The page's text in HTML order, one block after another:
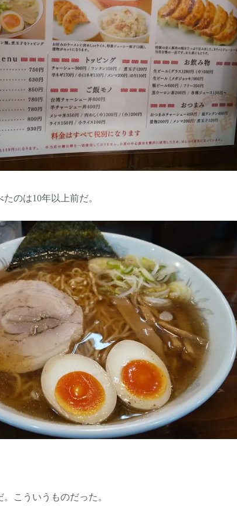
のは10年以上前だ。
こういうものだった。